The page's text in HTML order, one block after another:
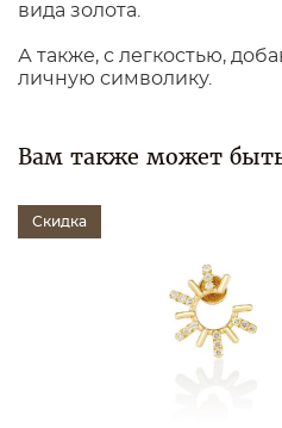
вида золота.
А также, с легкостью,
личную символику.
Вам также может
Скидка